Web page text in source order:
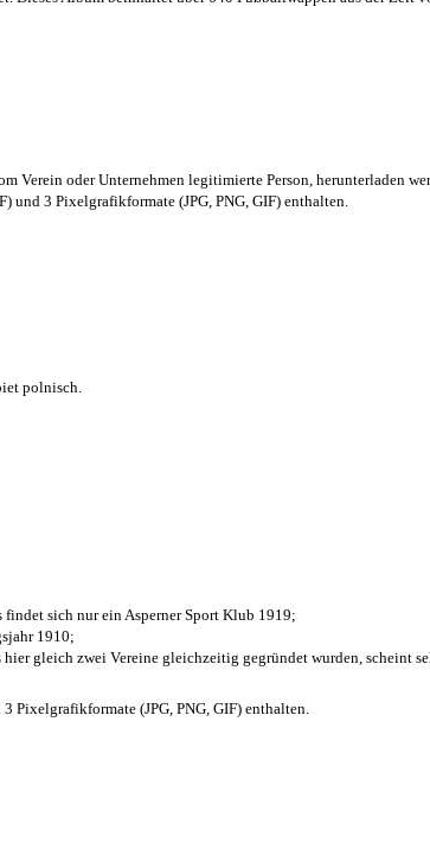
Verein oder Unternehmen legitimierte Person, herunterladen
und 3 Pixelgrafikformate (JPG, PNG, GIF) enthalten.
polnisch.
sich nur ein Asperner Sport Klub 1919;
1910;
gleich zwei Vereine gleichzeitig gegründet wurden, scheint
Pixelgrafikformate (JPG, PNG, GIF) enthalten.